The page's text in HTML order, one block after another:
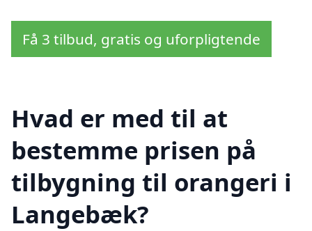
Få 3 tilbud, gratis og uforpligtende
Hvad er med til at
bestemme prisen på
tilbygning til orangeri i
Langebæk?